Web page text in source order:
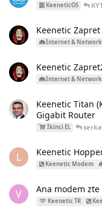
KeeneticOS
Keenetic
Internet & Network
Keenetic
Internet & Network
Keenetic Titan
Gigabit Router
İkinci EL
L Keenetic
Keenetic Modem
V Ana modem zte
Keenetic TR